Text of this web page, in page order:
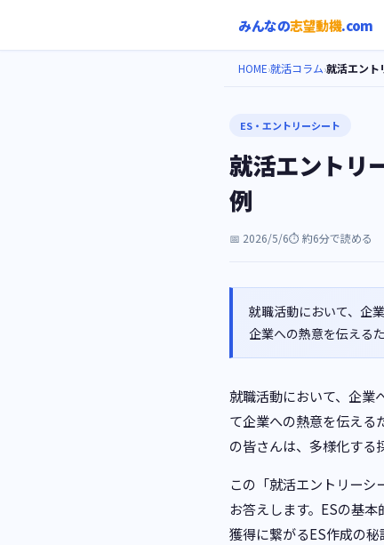
みんなの志望動機.com
HOME›就活コラム›就活エント
ES・エントリーシート
就活エントリ
例
📅 2026/5/6⏱️ 約6分で読める
就職活動において、企
企業への熱意を伝える
就職活動において、企業
て企業への熱意を伝える
の皆さんは、多様化する
この「就活エントリーシ
お答えします。ESの基
獲得に繋がるES作成の秘